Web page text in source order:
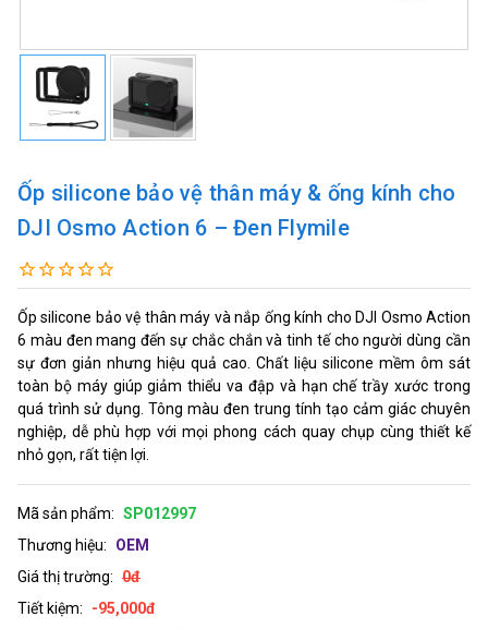
Ốp silicone bảo vệ thân máy & ống kính cho
DJI Osmo Action 6 – Đen Flymile
Ốp silicone bảo vệ thân máy và nắp ống kính cho DJI Osmo Action
6 màu đen mang đến sự chắc chắn và tinh tế cho người dùng cần
sự đơn giản nhưng hiệu quả cao. Chất liệu silicone mềm ôm sát
toàn bộ máy giúp giảm thiểu va đập và hạn chế trầy xước trong
quá trình sử dụng. Tông màu đen trung tính tạo cảm giác chuyên
nghiệp, dễ phù hợp với mọi phong cách quay chụp cùng thiết kế
nhỏ gọn, rất tiện lợi.
Mã sản phẩm: SP012997
Thương hiệu:
OEM
Giá thị trường: 0đ
Tiết kiệm:
-95,000đ